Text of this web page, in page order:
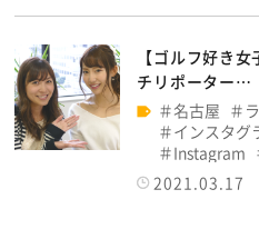
【ゴルフ好き
チリポーター…
名古屋
インスタグ
Instagram
2021.03.17